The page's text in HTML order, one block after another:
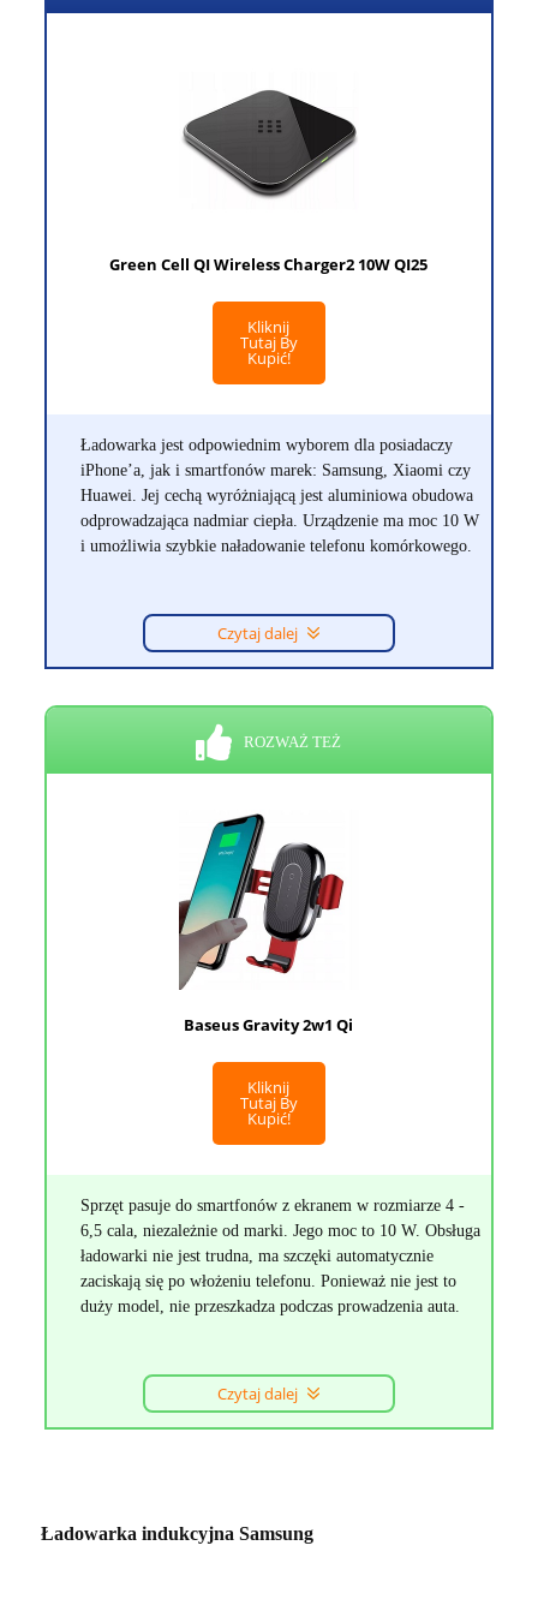
Green Cell QI Wireless Charger2 10W QI25
Kliknij
Tutaj By
Kupić!
Ładowarka jest odpowiednim wyborem dla posiadaczy
iPhone’a, jak i smartfonów marek: Samsung, Xiaomi czy
Huawei. Jej cechą wyróżniającą jest aluminiowa obudowa
odprowadzająca nadmiar ciepła. Urządzenie ma moc 10 W
i umożliwia szybkie naładowanie telefonu komórkowego.
Czytaj dalej
ROZWAŻ TEŻ
Baseus Gravity 2w1 Qi
Kliknij
Tutaj By
Kupić!
Sprzęt pasuje do smartfonów z ekranem w rozmiarze 4 -
6,5 cala, niezależnie od marki. Jego moc to 10 W. Obsługa
ładowarki nie jest trudna, ma szczęki automatycznie
zaciskają się po włożeniu telefonu. Ponieważ nie jest to
duży model, nie przeszkadza podczas prowadzenia auta.
Czytaj dalej
Ładowarka indukcyjna Samsung